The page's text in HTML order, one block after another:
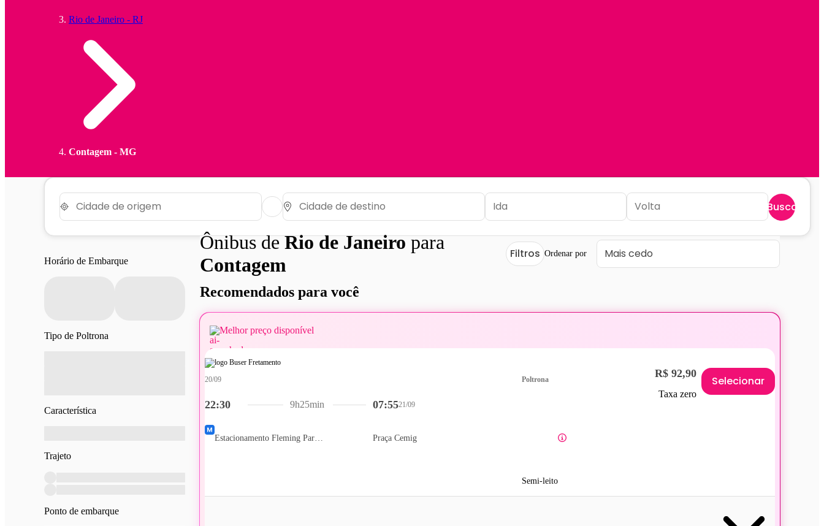
Rio de Janeiro - RJ
Contagem - MG
Buscar
Horário de Embarque
Tipo de Poltrona
Característica
Trajeto
Ponto de embarque
Ônibus deRio de Janeiropara
Contagem
Filtros Ordenar por
Recomendados para você
Melhor preço disponível
22:30
20/09
Estacionamento Fleming Park (Indigo) - Flamengo
07:5521/09
Praça Cemig
9h25min
Poltrona
Semi-leito
R$ 92,90
Taxa zero
Selecionar